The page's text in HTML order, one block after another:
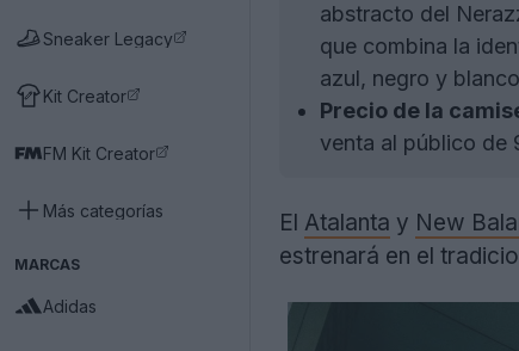
Sneaker Legacy
Kit Creator
FM Kit Creator
Más categorías
MARCAS
Adidas
abstracto del
que combina la
azul, negro y
Precio de la
venta al público de
El Atalanta y New
estrenará en el